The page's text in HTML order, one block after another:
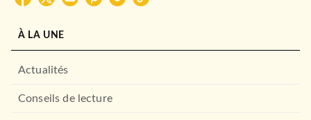
À LA UNE
Actualités
Conseils de lecture